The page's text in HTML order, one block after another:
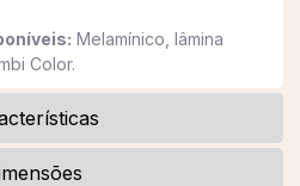
Melamínico, lâmina
Color.